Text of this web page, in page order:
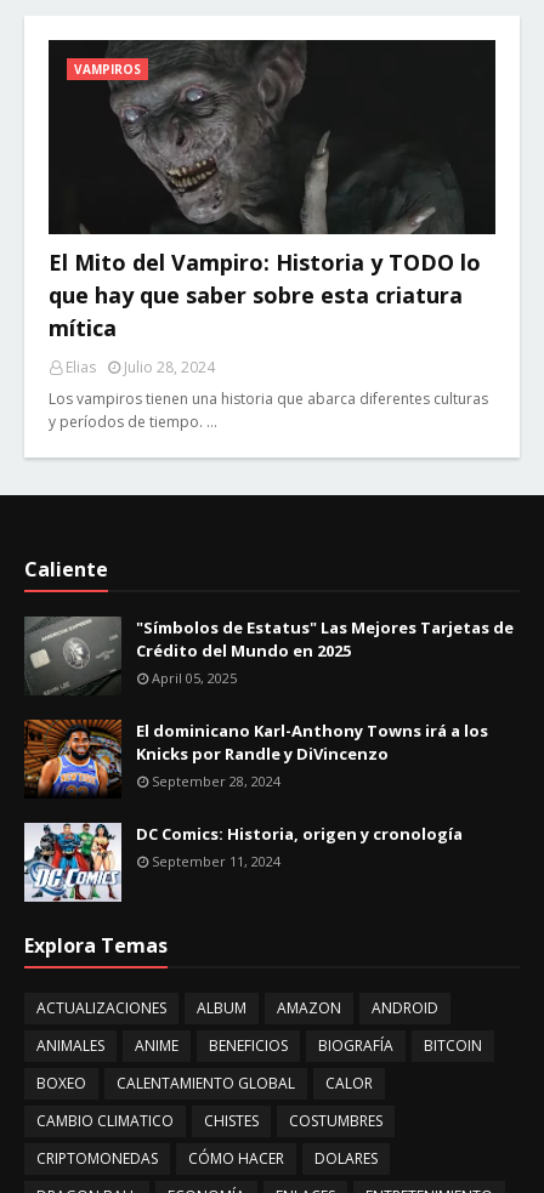
VAMPIROS
El Mito del Vampiro: Historia y TODO lo
que hay que saber sobre esta criatura
mítica
Elias
Julio 28, 2024
Los vampiros tienen una historia que abarca diferentes culturas
y períodos de tiempo. …
Caliente
"Símbolos de Estatus" Las Mejores Tarjetas de
Crédito del Mundo en 2025
April 05, 2025
El dominicano Karl-Anthony Towns irá a los
Knicks por Randle y DiVincenzo
September 28, 2024
DC Comics: Historia, origen y cronología
September 11, 2024
Explora Temas
ACTUALIZACIONES ALBUM AMAZON
ANDROID
ANIMALES
ANIME BENEFICIOS BIOGRAFÍA
BITCOIN
BOXEO
CALENTAMIENTO GLOBAL
CALOR
CAMBIO CLIMATICO
CHISTES
COSTUMBRES
CRIPTOMONEDAS
CÓMO HACER
DOLARES